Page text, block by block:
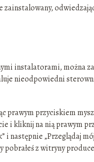
instalatorami, można
nieodpowiedni
prawym przyciskiem
i kliknij na nią prawym
i następnie „Przeglądaj
z witryny